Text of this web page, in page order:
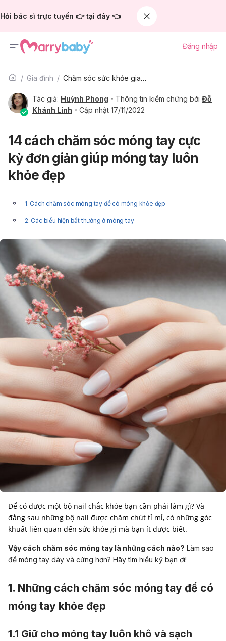
Hỏi bác sĩ trực tuyến 👉 tại đây 👈
Đăng nhập
Gia đình Chăm sóc sức khỏe gia đình
Tác giả: Huỳnh Phong Thông tin kiểm chứng bởiĐỗ
Khánh Linh
Cập nhật 17/11/2022
14 cách chăm sóc móng tay cực
kỳ đơn giản giúp móng tay luôn
khỏe đẹp
1. Cách chăm sóc móng tay để có móng khỏe đẹp
2. Các biểu hiện bất thường ở móng tay
Để có được một bộ nail chắc khỏe bạn cần phải làm gì? Và
đằng sau những bộ nail được chăm chút tỉ mỉ, có những góc
khuất liên quan đến sức khỏe gì mà bạn ít được biết.
Vậy cách chăm sóc móng tay là những cách nào? Làm sao
để móng tay dày và cứng hơn? Hãy tìm hiểu kỹ bạn ơi!
1. Những cách chăm sóc móng tay để có
móng tay khỏe đẹp
1.1 Giữ cho móng tay luôn khô và sạch